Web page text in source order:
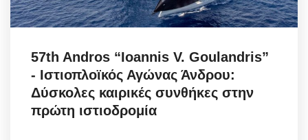
57th Andros “Ioannis V. Goulandris”
- Ιστιοπλοϊκός Αγώνας Άνδρου:
Δύσκολες καιρικές συνθήκες στην
πρώτη ιστιοδρομία